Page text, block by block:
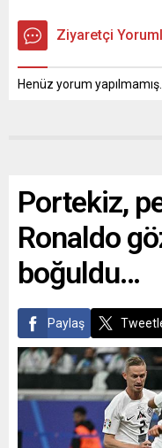
Ziyaretçi
Henüz yorum yapılmamış.
Portekiz,
Ronaldo
boğuldu…
Paylaş